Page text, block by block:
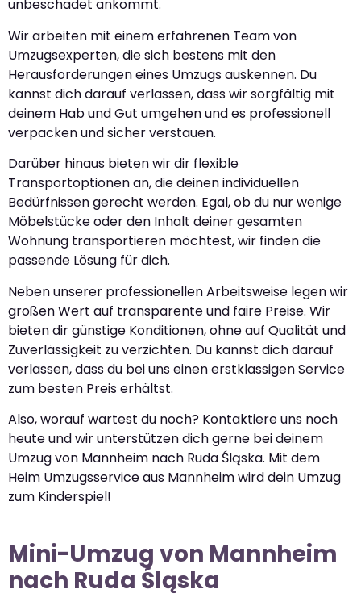
unbeschadet ankommt.
Wir arbeiten mit einem erfahrenen Team von
Umzugsexperten, die sich bestens mit den
Herausforderungen eines Umzugs auskennen. Du
kannst dich darauf verlassen, dass wir sorgfältig mit
deinem Hab und Gut umgehen und es professionell
verpacken und sicher verstauen.
Darüber hinaus bieten wir dir flexible
Transportoptionen an, die deinen individuellen
Bedürfnissen gerecht werden. Egal, ob du nur wenige
Möbelstücke oder den Inhalt deiner gesamten
Wohnung transportieren möchtest, wir finden die
passende Lösung für dich.
Neben unserer professionellen Arbeitsweise legen wir
großen Wert auf transparente und faire Preise. Wir
bieten dir günstige Konditionen, ohne auf Qualität und
Zuverlässigkeit zu verzichten. Du kannst dich darauf
verlassen, dass du bei uns einen erstklassigen Service
zum besten Preis erhältst.
Also, worauf wartest du noch? Kontaktiere uns noch
heute und wir unterstützen dich gerne bei deinem
Umzug von Mannheim nach Ruda Śląska. Mit dem
Heim Umzugsservice aus Mannheim wird dein Umzug
zum Kinderspiel!
Mini-Umzug von Mannheim
nach Ruda Śląska